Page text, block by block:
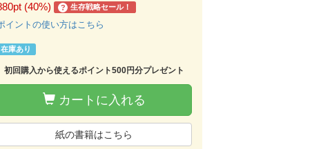
(40%) ? 生存戦略セール！
イントの使い方はこちら
在庫あり
初回購入から使えるポイント500円分プレゼント
カートに入れる
紙の書籍はこちら